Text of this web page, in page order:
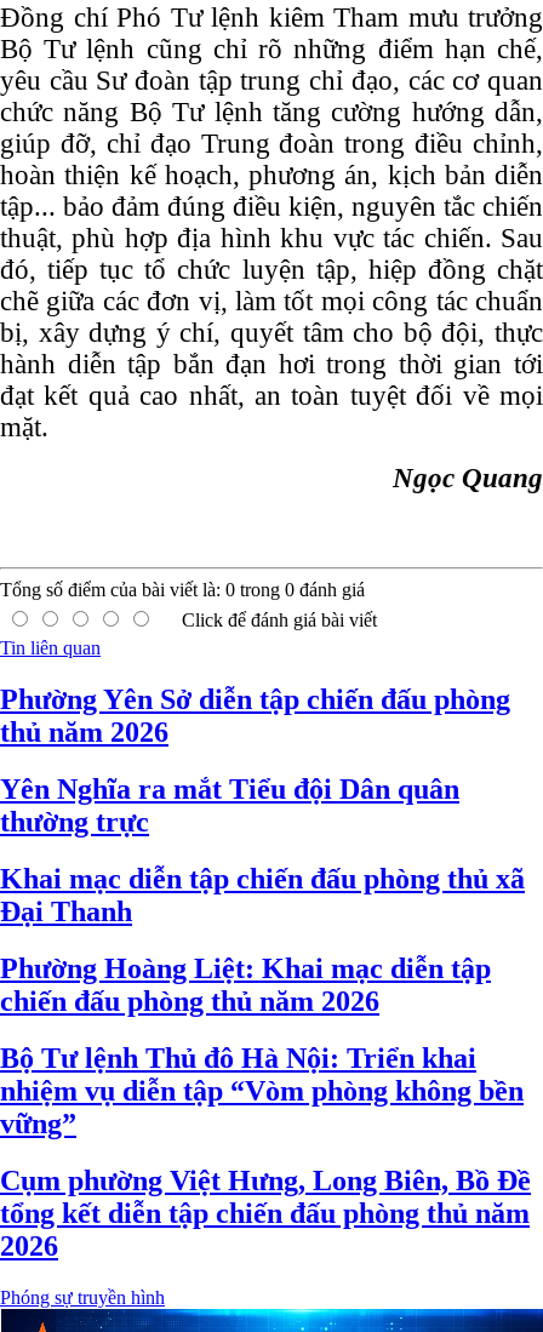
Đồng chí Phó Tư lệnh kiêm Tham mưu trưởng
Bộ Tư lệnh cũng chỉ rõ những điểm hạn chế,
yêu cầu Sư đoàn tập trung chỉ đạo, các cơ quan
chức năng Bộ Tư lệnh tăng cường hướng dẫn,
giúp đỡ, chỉ đạo Trung đoàn trong điều chỉnh,
hoàn thiện kế hoạch, phương án, kịch bản diễn
tập... bảo đảm đúng điều kiện, nguyên tắc chiến
thuật, phù hợp địa hình khu vực tác chiến. Sau
đó, tiếp tục tổ chức luyện tập, hiệp đồng chặt
chẽ giữa các đơn vị, làm tốt mọi công tác chuẩn
bị, xây dựng ý chí, quyết tâm cho bộ đội, thực
hành diễn tập bắn đạn hơi trong thời gian tới
đạt kết quả cao nhất, an toàn tuyệt đối về mọi
mặt.
Ngọc Quang
Tổng số điểm của bài viết là: 0 trong 0 đánh giá
Click để đánh giá bài viết
Tin liên quan
Phường Yên Sở diễn tập chiến đấu phòng
thủ năm 2026
Yên Nghĩa ra mắt Tiểu đội Dân quân
thường trực
Khai mạc diễn tập chiến đấu phòng thủ xã
Đại Thanh
Phường Hoàng Liệt: Khai mạc diễn tập
chiến đấu phòng thủ năm 2026
Bộ Tư lệnh Thủ đô Hà Nội: Triển khai
nhiệm vụ diễn tập “Vòm phòng không bền
vững”
Cụm phường Việt Hưng, Long Biên, Bồ Đề
tổng kết diễn tập chiến đấu phòng thủ năm
2026
Phóng sự truyền hình